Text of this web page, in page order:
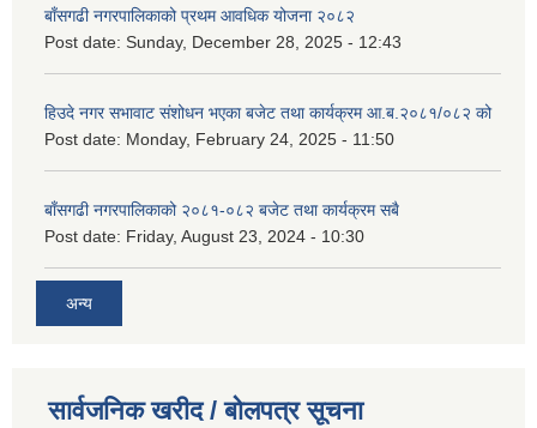
बाँसगढी नगरपालिकाको प्रथम आवधिक योजना २०८२
Post date: Sunday, December 28, 2025 - 12:43
हिउदे नगर सभावाट संशोधन भएका बजेट तथा कार्यक्रम आ.ब.२०८१/०८२ को
Post date: Monday, February 24, 2025 - 11:50
बाँसगढी नगरपालिकाको २०८१-०८२ बजेट तथा कार्यक्रम सबै
Post date: Friday, August 23, 2024 - 10:30
अन्य
सार्वजनिक खरीद / बोलपत्र सूचना